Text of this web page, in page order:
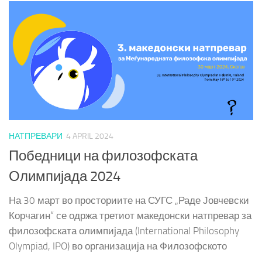
НАТПРЕВАРИ 4 APRIL 2024
Победници на филозофската
Олимпијада 2024
На 30 март во просториите на СУГС „Раде Јовчевски
Корчагин“ се одржа третиот македонски натпревар за
филозофската олимпијада (International Philosophy
Olympiad, IPO) во организација на Филозофското